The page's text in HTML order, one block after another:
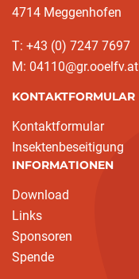
4714 Meggenhofen
T: +43 (0) 7247 7697
M: 04110@gr.ooelfv.at
KONTAKTFORMULAR
Kontaktformular
Insektenbeseitigung
INFORMATIONEN
Download
Links
Sponsoren
Spende